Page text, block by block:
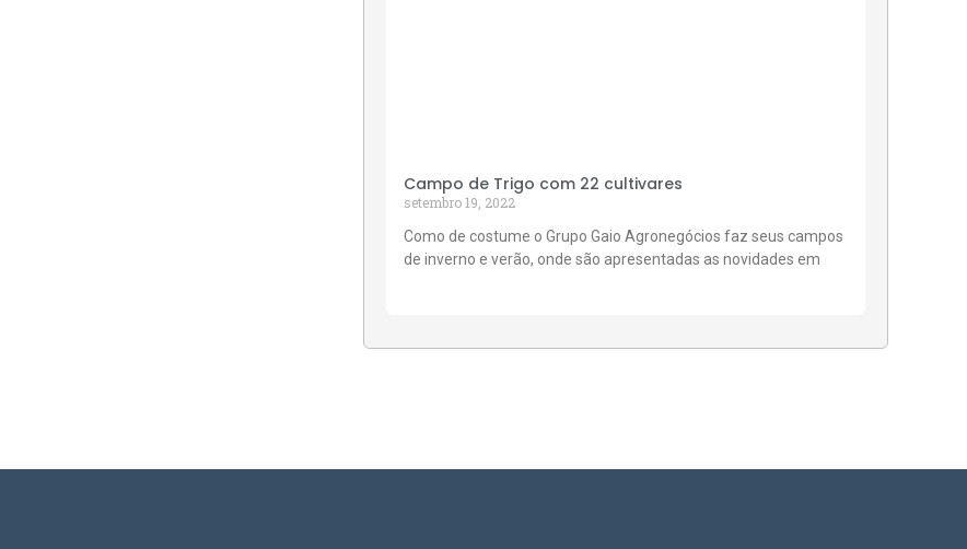
Campo de Trigo com 22 cultivares
setembro 19, 2022
Como de costume o Grupo Gaio Agronegócios faz seus campos
de inverno e verão, onde são apresentadas as novidades em